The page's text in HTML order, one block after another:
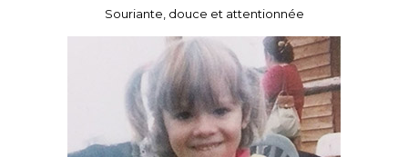
Souriante, douce et attentionnée